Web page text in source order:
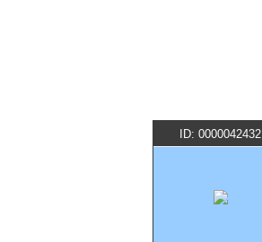
ID: 0000042432